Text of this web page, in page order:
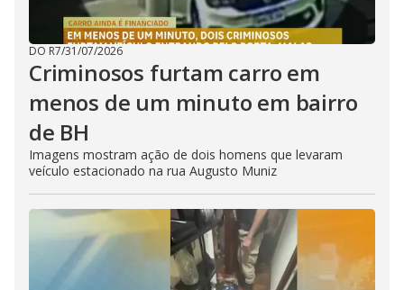
DO R7/31/07/2026
Criminosos furtam carro em
menos de um minuto em bairro
de BH
Imagens mostram ação de dois homens que levaram
veículo estacionado na rua Augusto Muniz